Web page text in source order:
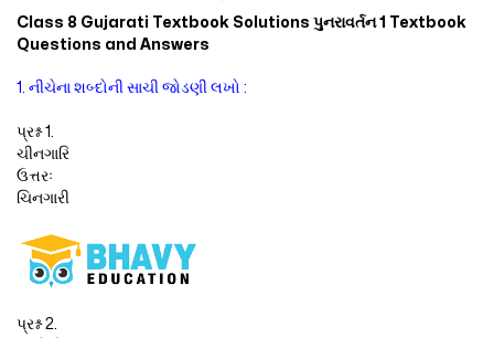
Class 8 Gujarati Textbook Solutions પુનરાવર્તન 1 Textbook
Questions and Answers
1. નીચેના શબ્દોની સાચી જોડણી લખો :
પ્રશ્ન 1.
ચીનગારિ
ઉત્તરઃ
ચિનગારી
પ્રશ્ન 2.